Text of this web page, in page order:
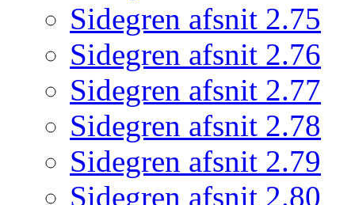
Sidegren afsnit 2.75
Sidegren afsnit 2.76
Sidegren afsnit 2.77
Sidegren afsnit 2.78
Sidegren afsnit 2.79
Sidegren afsnit 2.80